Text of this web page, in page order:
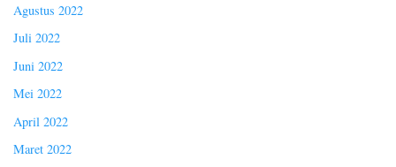
Agustus 2022
Juli 2022
Juni 2022
Mei 2022
April 2022
Maret 2022